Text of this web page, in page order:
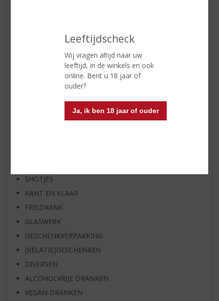
Leeftijdscheck
Wij vragen altijd naar uw
leeftijd, in de winkels en ook
online. Bent u 18 jaar of
ouder?
Ja, ik ben 18 jaar of ouder
WHISKY VAN DE MAAND
RUM VAN DE MAAND
BIER VAN DE MAAND
SPIRIT VAN DE MAAND
SHOTJES
KANT EN KLAAR
FRISDRANK
GLASWERK
GESCHENKVERPAKKING
(RELATIE)GESCHENKEN
DIVERSEN
ALCOHOLVRIJE DRANKEN
VEGAN DRANKEN